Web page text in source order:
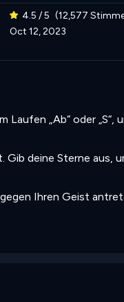
4.5 / 5 (12,577
Oct 12, 2023
„Ab“ oder „S“,
deine Sterne aus,
Ihren Geist